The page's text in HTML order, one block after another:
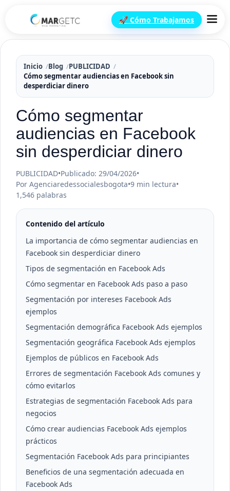
🚀 Cómo Trabajamos
Inicio Blog
PUBLICIDAD
Cómo segmentar audiencias en Facebook sin
desperdiciar dinero
Cómo segmentar
audiencias en Facebook
sin desperdiciar dinero
PUBLICIDAD•Publicado: 29/04/2026•
Por Agenciaredessocialesbogota•9 min lectura•
1,546 palabras
Contenido del artículo
La importancia de cómo segmentar audiencias en
Facebook sin desperdiciar dinero
Tipos de segmentación en Facebook Ads
Cómo segmentar en Facebook Ads paso a paso
Segmentación por intereses Facebook Ads
ejemplos
Segmentación demográfica Facebook Ads ejemplos
Segmentación geográfica Facebook Ads ejemplos
Ejemplos de públicos en Facebook Ads
Errores de segmentación Facebook Ads comunes y
cómo evitarlos
Estrategias de segmentación Facebook Ads para
negocios
Cómo crear audiencias Facebook Ads ejemplos
prácticos
Segmentación Facebook Ads para principiantes
Beneficios de una segmentación adecuada en
Facebook Ads